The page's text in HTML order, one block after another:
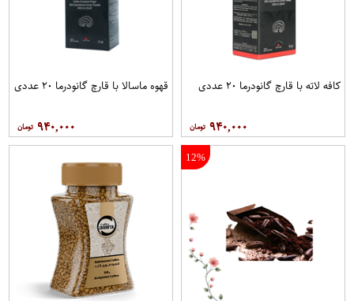
کافه لاته با قارچ گانودرما ۲۰ عددی
۹۴۰,۰۰۰
قهوه ماسالا با قارچ گانودرما ۲۰ عددی
۹۴۰,۰۰۰
12%